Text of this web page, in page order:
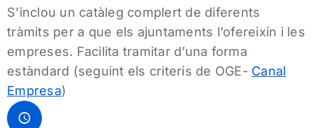
S’inclou un catàleg complert de diferents
tràmits per a que els ajuntaments l’ofereixin i les
empreses. Facilita tramitar d’una forma
estàndard (seguint els criteris de OGE- Canal
Empresa)